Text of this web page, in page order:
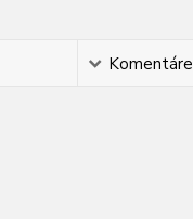
Komentáre